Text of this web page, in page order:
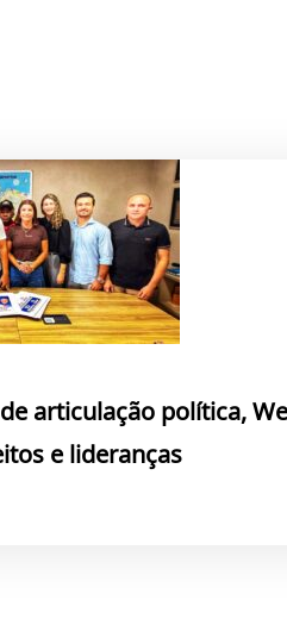
articulação política,
e lideranças